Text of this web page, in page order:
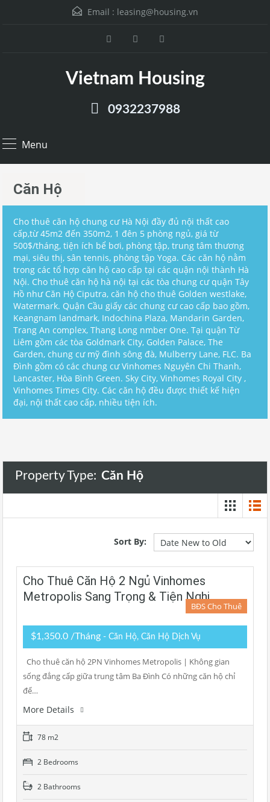
Email : leasing@housing.vn
Vietnam Housing
0932237988
Menu
Căn Hộ
Cho thuê căn hộ chung cư Hà Nội đầy đủ nội thất cao
cấp,từ 45m2 đến 350m2, 1 đên 5 phòng ngủ, giá từ
500$/tháng, tiện ích bể bơi, phòng tập, trung tâm thương
mại, siêu thị, sân tennis, phòng tập Yoga. Các căn hộ nằm
trong các tổ hợp căn hộ cao cấp tại các quận nội thành Hà
Nội. Cho thuê căn hộ hà nội tại các tòa chung cư quận Tây
Hồ như Căn Hộ Ciputra, căn hộ cho thuê Golden westlake,
Watermark. Quận Cầu giấy các chung cư cao cấp bao gồm,
Keangnam landmark, Indochina Plaza, Mandarin Garden,
Trang An complex, Thang Long nmber One. Tại quận Từ
Liêm gồm các tòa Goldmark City, Golden Palace, The
Garden, chung cư mỹ đình sông đà, Mulberry Lane, FLC. Ba
Đình gồm có các chung cư Vinhomes Nguyên Chi Thanh,
Lancaster, Hòa Bình Green. Sky City, Vinhomes Royal City ,
Vinhomes Times City. Các căn hộ đều được thiết kế hiện
đại, nội thất cao cấp, nhiều tiện ích.
Property Type: Căn Hộ
Sort By:
Cho Thuê Căn Hộ 2 Ngủ Vinhomes
Metropolis Sang Trọng & Tiện Nghi
BĐS Cho Thuê
$1,350.0 /Tháng - Căn Hộ, Căn Hộ Dịch Vụ
Cho thuê căn hộ 2PN Vinhomes Metropolis | Không gian
sống đẳng cấp giữa trung tâm Ba Đình Có những căn hộ chỉ
để…
More Details
78 m2
2 Bedrooms
2 Bathrooms